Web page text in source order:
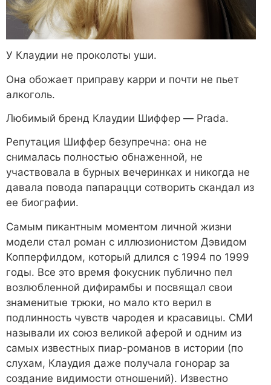
У Клаудии не проколоты уши.
Она обожает приправу карри и почти не пьет
алкоголь.
Любимый бренд Клаудии Шиффер — Prada.
Репутация Шиффер безупречна: она не
снималась полностью обнаженной, не
участвовала в бурных вечеринках и никогда не
давала повода папарацци сотворить скандал из
ее биографии.
Самым пикантным моментом личной жизни
модели стал роман с иллюзионистом Дэвидом
Копперфилдом, который длился с 1994 по 1999
годы. Все это время фокусник публично пел
возлюбленной дифирамбы и посвящал свои
знаменитые трюки, но мало кто верил в
подлинность чувств чародея и красавицы. СМИ
называли их союз великой аферой и одним из
самых известных пиар-романов в истории (по
слухам, Клаудия даже получала гонорар за
создание видимости отношений). Известно